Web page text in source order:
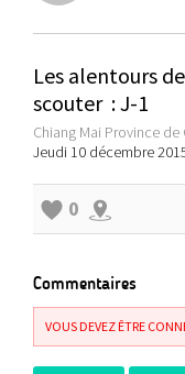
Les alentours
scouter : J-1
Chiang Mai Province
Jeudi 10 décembre
0
Commentaires
VOUS DEVEZ ÊTRE